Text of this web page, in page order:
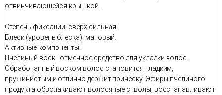
отвинчивающейся крышкой.
Степень фиксации: сверх сильная.
Блеск (уровень блеска): матовый.
Активные компоненты:
Пчелиный воск - отменное средство для укладки волос.
Обработанный воском волос становится гладким,
пружинистым и отлично держит прическу. Эфиры пчелиного
продукта обволакивают волосяные стволы, восстанавливают